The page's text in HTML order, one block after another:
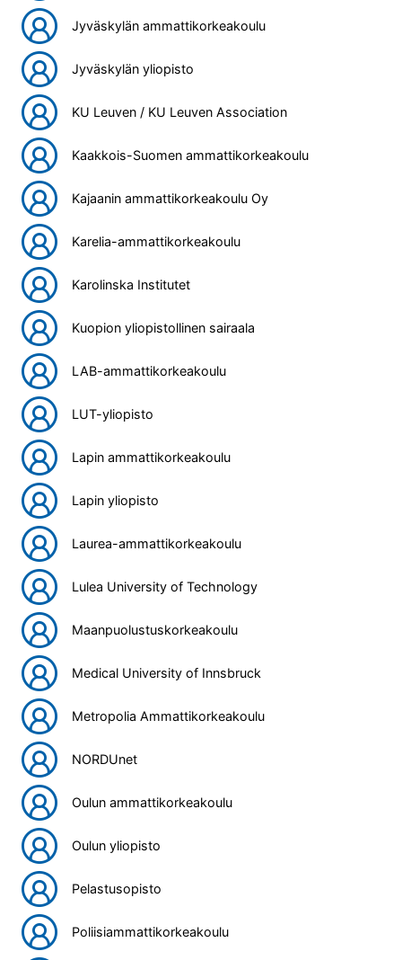
Jyväskylän ammattikorkeakoulu
Jyväskylän yliopisto
KU Leuven / KU Leuven Association
Kaakkois-Suomen ammattikorkeakoulu
Kajaanin ammattikorkeakoulu Oy
Karelia-ammattikorkeakoulu
Karolinska Institutet
Kuopion yliopistollinen sairaala
LAB-ammattikorkeakoulu
LUT-yliopisto
Lapin ammattikorkeakoulu
Lapin yliopisto
Laurea-ammattikorkeakoulu
Lulea University of Technology
Maanpuolustuskorkeakoulu
Medical University of Innsbruck
Metropolia Ammattikorkeakoulu
NORDUnet
Oulun ammattikorkeakoulu
Oulun yliopisto
Pelastusopisto
Poliisiammattikorkeakoulu